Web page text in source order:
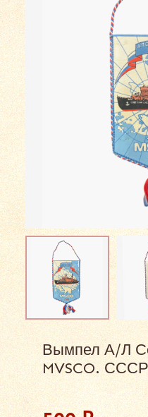
Вымпел А/Л
MVSCO. СССР